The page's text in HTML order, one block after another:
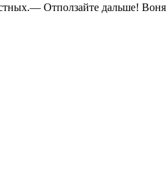
Отползайте дальше!